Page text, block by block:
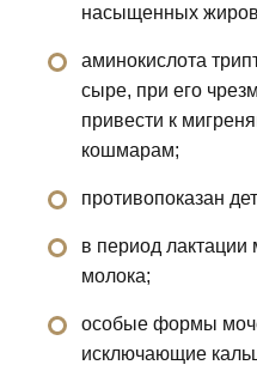
насыщенных
аминокислота
сыре, при его
привести к
кошмарам;
противопоказан
в период лактации
молока;
особые формы
исключающие